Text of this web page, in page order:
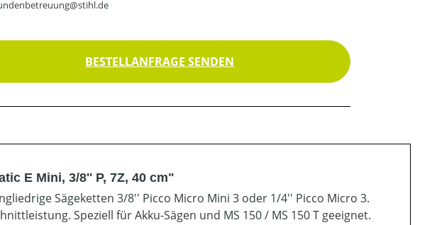
BESTELLANFRAGE SENDEN
E Mini, 3/8'' P, 7Z, 40 cm"
Sägeketten 3/8'' Picco Micro Mini 3 oder 1/4'' Picco Micro 3.
Speziell für Akku-Sägen und MS 150 / MS 150 T geeignet.